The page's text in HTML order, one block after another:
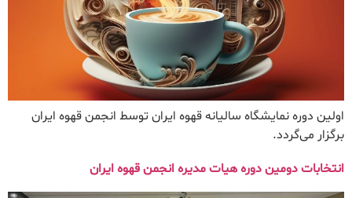
اولین دوره نمایشگاه سالیانه قهوه ایران توسط انجمن قهوه ایران
برگزار می‌گردد.
انتخابات دومین دوره هیات مدیره انجمن قهوه ایران